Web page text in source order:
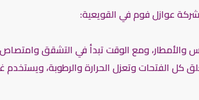
عوازل فوم في القويعية:
ومع الوقت تبدأ في التشقق وامتصاص
وتعزل الحرارة والرطوبة، ويستخدم